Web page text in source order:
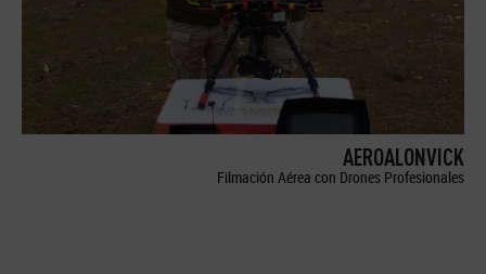
AEROALONVICK
Filmación Aérea con Drones Profesionales